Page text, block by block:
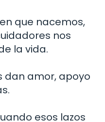
que nacemos,
nos
la vida.
dan amor, apoyo
esos lazos